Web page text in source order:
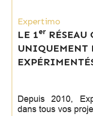
Expertimo
LE 1er RÉSEAU
UNIQUEMENT
Depuis 2010,
dans tous vos